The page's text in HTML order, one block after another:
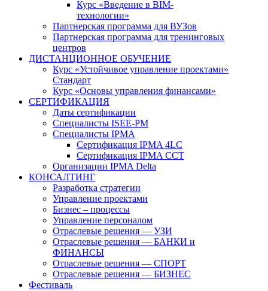
Курс «Введение в BIM-
технологии»
Партнерская программа для ВУЗов
Партнерская программа для тренинговых
центров
ДИСТАНЦИОННОЕ ОБУЧЕНИЕ
Курс «Устойчивое управление проектами»
Стандарт
Курс «Основы управления финансами»
СЕРТИФИКАЦИЯ
Даты сертификации
Специалисты ISEE-PM
Специалисты IPMA
Сертификация IPMA 4LC
Сертификация IPMA CCT
Организации IPMA Delta
КОНСАЛТИНГ
Разработка стратегии
Управление проектами
Бизнес – процессы
Управление персоналом
Отраслевые решения — УЗИ
Отраслевые решения — БАНКИ и
ФИНАНСЫ
Отраслевые решения — СПОРТ
Отраслевые решения — БИЗНЕС
Фестиваль